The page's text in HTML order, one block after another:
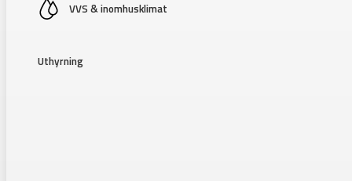
VVS & inomhusklimat
Uthyrning